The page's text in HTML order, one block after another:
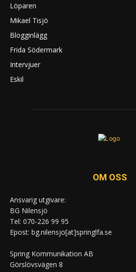
Löparen
Mikael Tisjö
Blogginlägg
Frida Södermark
Intervjuer
Eskil
OM OSS
Ansvarig utgivare:
BG Nilensjö
Tel: 070-226 99 95
Epost: bg.nilensjo[at]springlfa.se
Spring Kommunikation AB
Görslövsvägen 8